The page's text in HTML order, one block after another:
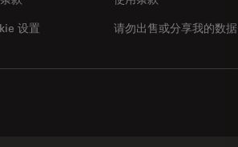
请勿出售或分享我的数据
设置